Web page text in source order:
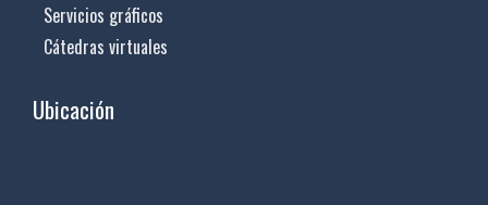
Servicios gráficos
Cátedras virtuales
Ubicación